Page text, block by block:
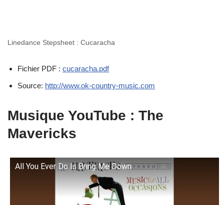
Linedance Stepsheet : Cucaracha
Fichier PDF : cucaracha.pdf
Source: http://www.ok-country-music.com
Musique YouTube : The
Mavericks
All You Ever Do Is Bring Me Down